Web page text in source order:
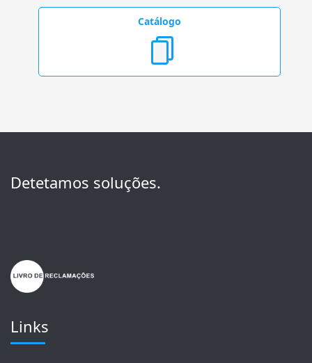
Catálogo
Detetamos soluções.
Links